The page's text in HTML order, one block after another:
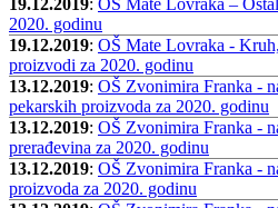
2020. godinu
19.12.2019: OŠ Mate Lovraka -
proizvodi za 2020. godinu
13.12.2019: OŠ Zvonimira Franka -
pekarskih proizvoda za 2020. godinu
13.12.2019: OŠ Zvonimira Franka -
prerađevina za 2020. godinu
13.12.2019: OŠ Zvonimira Franka -
proizvoda za 2020. godinu